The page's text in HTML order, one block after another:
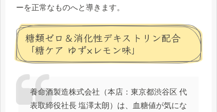
ーを正常なものへと導きます。
糖類ゼロ＆消化性デキストリン配合
「糖ケア ゆず×レモン味」
養命酒製造株式会社（本店：東京都渋谷区 代
表取締役社長 塩澤太朗）は、血糖値が気にな